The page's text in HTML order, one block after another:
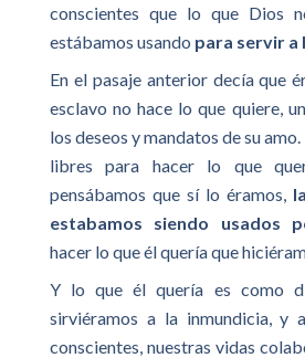
conscientes que lo que Dios
estábamos usando para servir a
En el pasaje anterior decía que
esclavo no hace lo que quiere,
los deseos y mandatos de su
libres para hacer lo que
pensábamos que sí lo éramos,
estabamos siendo usados
hacer lo que él quería que
Y lo que él quería es como
sirviéramos a la inmundicia, y
conscientes, nuestras vidas